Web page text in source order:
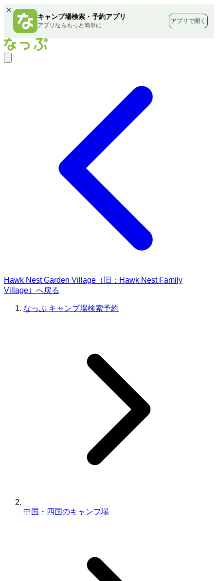
×
キャンプ場検索・予約アプリ
アプリならもっと簡単に
アプリで開く
Hawk Nest Garden Village（旧：Hawk Nest Family
Village）へ戻る
なっぷ キャンプ場検索予約
中国・四国のキャンプ場